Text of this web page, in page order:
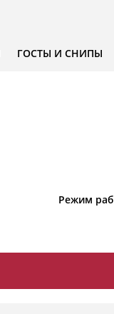
ГОСТЫ И СНИПЫ
Режим